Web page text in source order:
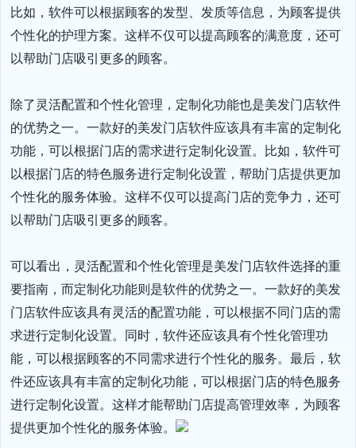
比如，软件可以根据顾客的发型、发质等信息，为顾客提供
个性化的护理方案。这样不仅可以提高顾客的满意度，还可
以帮助门店吸引更多的顾客。
除了灵活配置和个性化管理，定制化功能也是美发门店软件
的优势之一。一款好的美发门店软件应该具有丰富的定制化
功能，可以根据门店的需求进行定制化设置。比如，软件可
以根据门店的特色服务进行定制化设置，帮助门店提供更加
个性化的服务体验。这样不仅可以提高门店的竞争力，还可
以帮助门店吸引更多的顾客。
可以看出，灵活配置和个性化管理是美发门店软件选择的重
要指南，而定制化功能则是软件的优势之一。一款好的美发
门店软件应该具有灵活的配置功能，可以根据不同门店的需
求进行定制化设置。同时，软件还应该具有个性化管理功
能，可以根据顾客的不同需求进行个性化的服务。最后，软
件还应该具有丰富的定制化功能，可以根据门店的特色服务
进行定制化设置。这样才能帮助门店提高管理效率，为顾客
提供更加个性化的服务体验。